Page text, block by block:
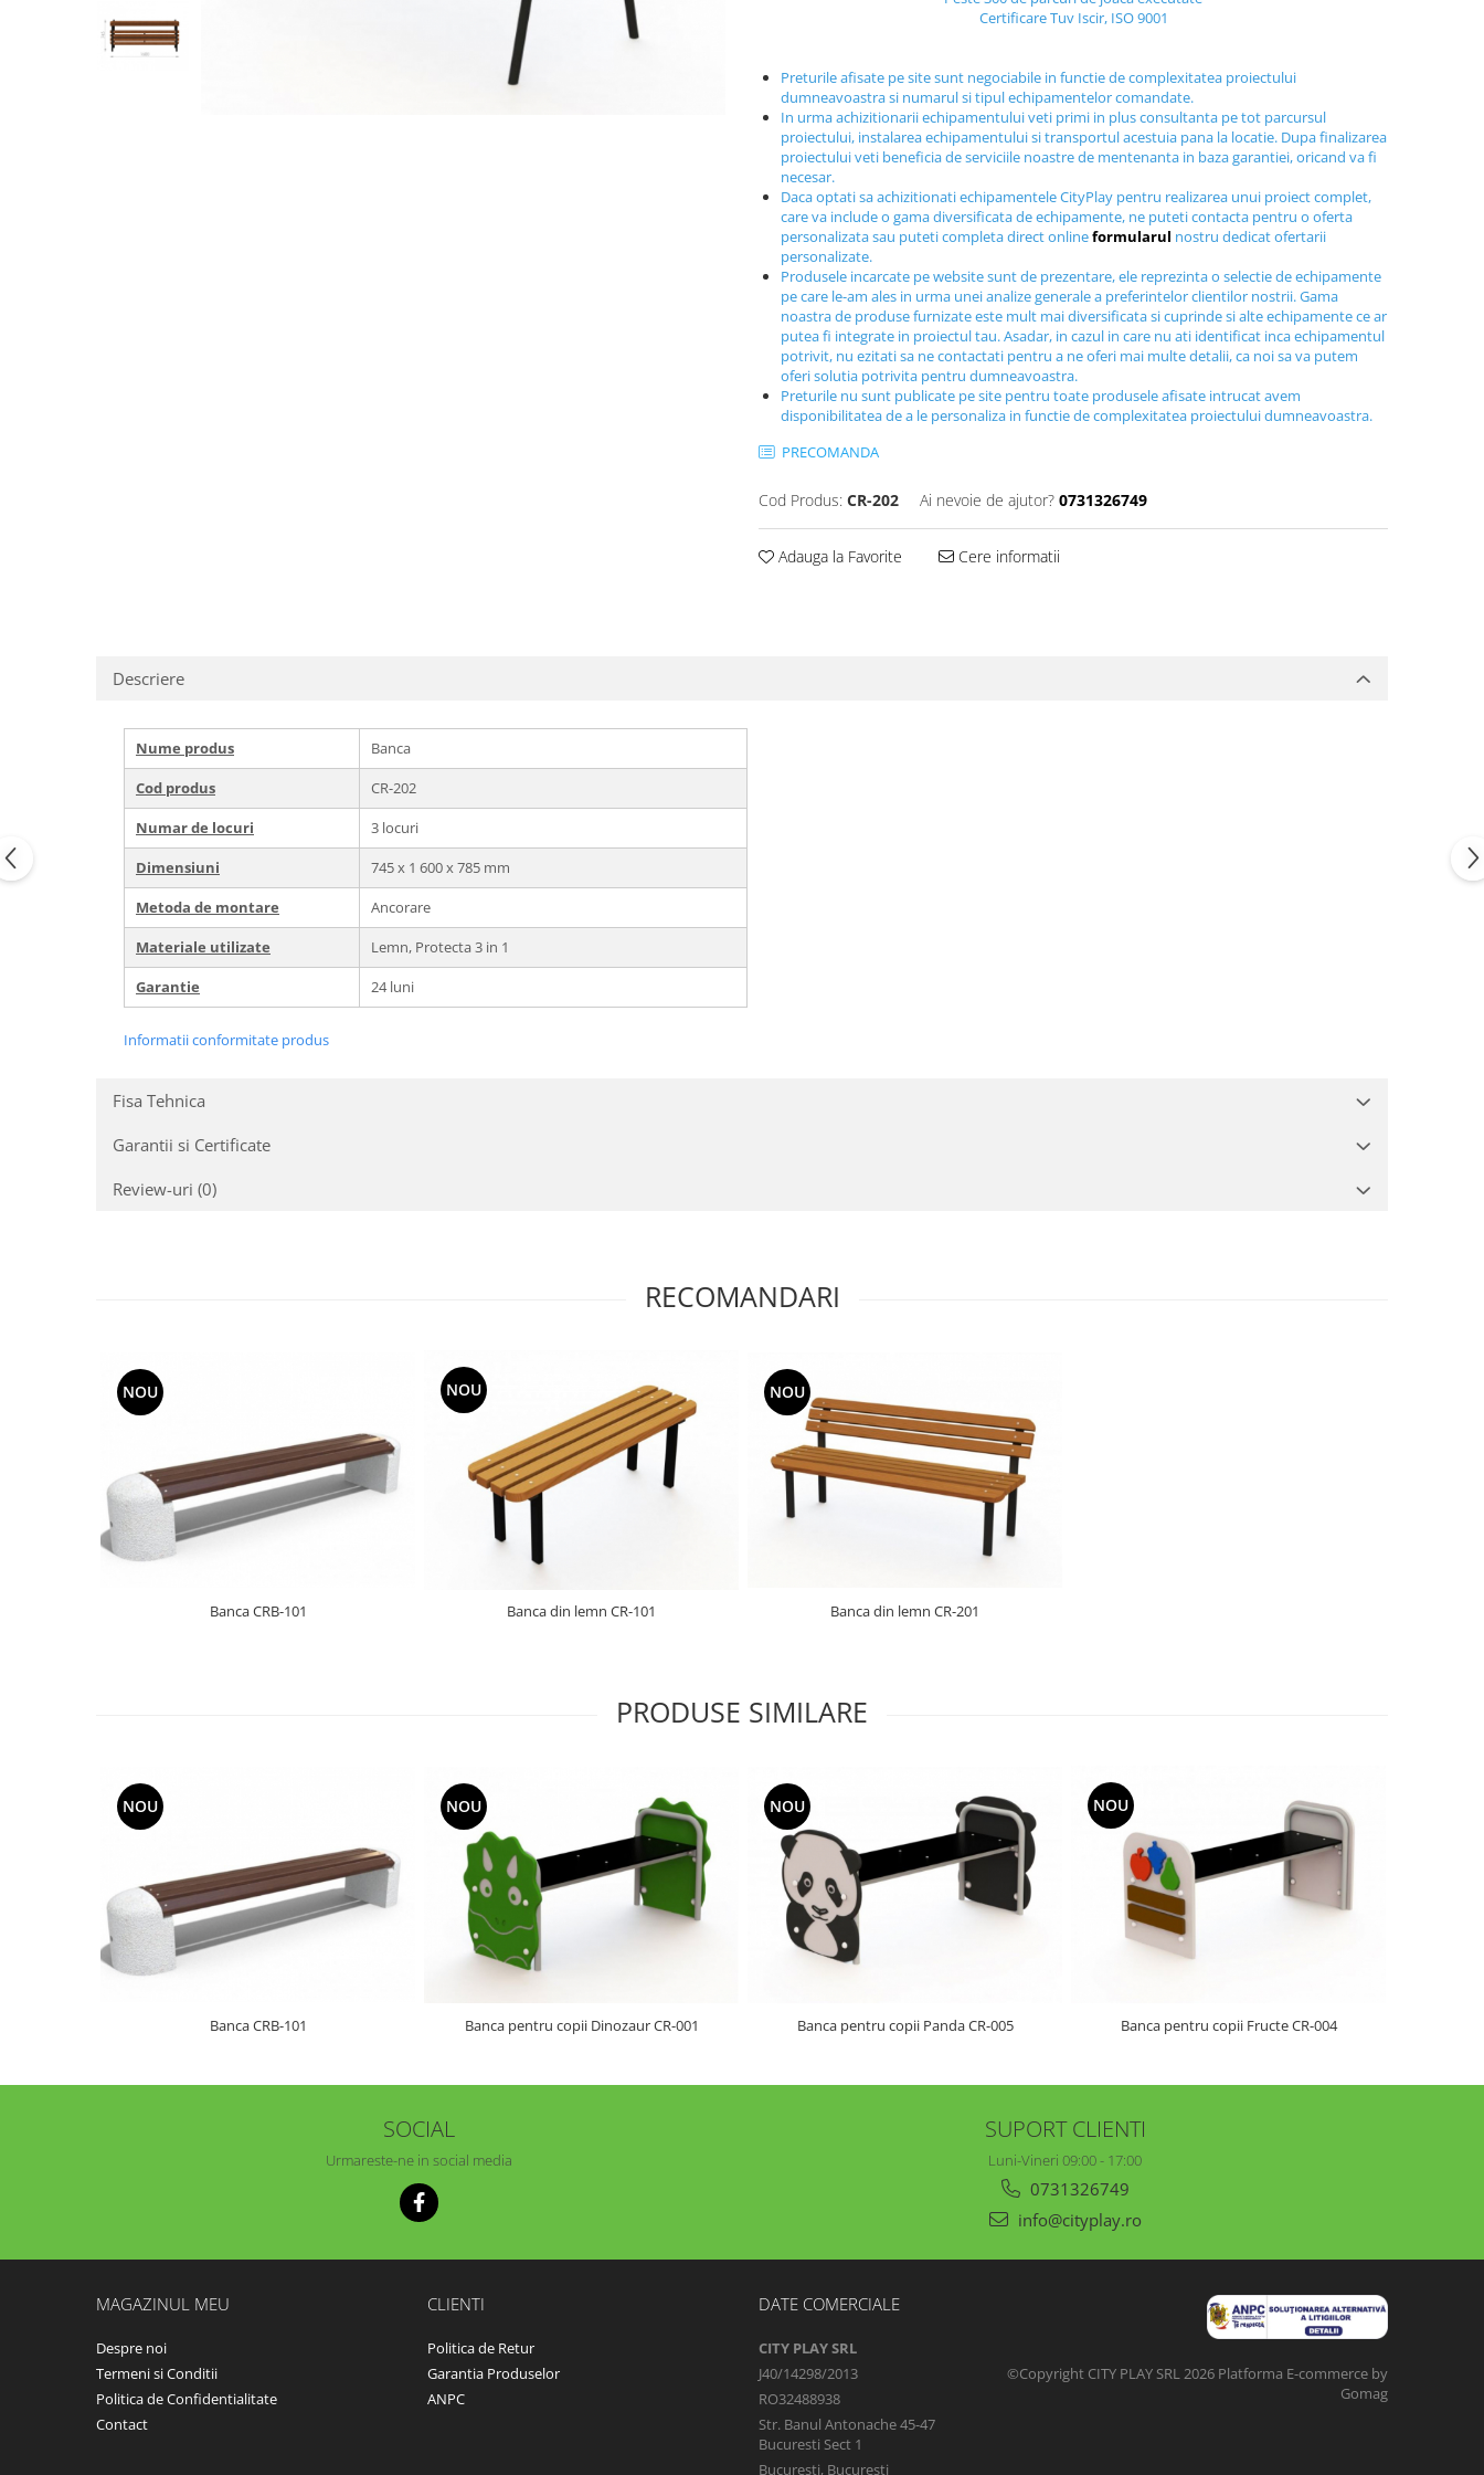
Jocuri cu nisip
Echipamente de catarat
Foisoare si pergole
Certificare Tuv Iscir, ISO 9001
Preturile afisate pe site sunt negociabile in functie de complexitatea proiectului
dumneavoastra si numarul si tipul echipamentelor comandate.
In urma achizitionarii echipamentului veti primi in plus consultanta pe tot parcursul
proiectului, instalarea echipamentului si transportul acestuia pana la locatie. Dupa finalizarea
proiectului veti beneficia de serviciile noastre de mentenanta in baza garantiei, oricand va fi
necesar.
Daca optati sa achizitionati echipamentele CityPlay pentru realizarea unui proiect complet,
care va include o gama diversificata de echipamente, ne puteti contacta pentru o oferta
personalizata sau puteti completa direct onlineformularul nostru dedicat ofertarii
personalizate.
Produsele incarcate pe website sunt de prezentare, ele reprezinta o selectie de echipamente
pe care le-am ales in urma unei analize generale a preferintelor clientilor nostrii. Gama
noastra de produse furnizate este mult mai diversificata si cuprinde si alte echipamente ce ar
putea fi integrate in proiectul tau. Asadar, in cazul in care nu ati identificat inca echipamentul
potrivit, nu ezitati sa ne contactati pentru a ne oferi mai multe detalii, ca noi sa va putem
oferi solutia potrivita pentru dumneavoastra.
Preturile nu sunt publicate pe site pentru toate produsele afisate intrucat avem
disponibilitatea de a le personaliza in functie de complexitatea proiectului dumneavoastra.
PRECOMANDA
Cod Produs: CR-202 Ai nevoie de ajutor? 0731326749
Adauga la Favorite Cere informatii
Descriere
Nume produs
Banca
Cod produs
CR-202
Numar de locuri
3 locuri
Dimensiuni
745 х 1 600 x 785 mm
Metoda de montare
Ancorare
Materiale utilizate
Lemn, Protecta 3 in 1
Garantie
24 luni
Informatii conformitate produs
Fisa Tehnica
Garantii si Certificate
Review-uri (0)
RECOMANDARI
NOU
Banca CRB-101
NOU
Banca din lemn CR-101
NOU
Banca din lemn CR-201
PRODUSE SIMILARE
NOU
Banca CRB-101
NOU
Banca pentru copii Dinozaur CR-001
NOU
Banca pentru copii Panda CR-005
NOU
Banca pentru copii Fructe CR-004
SOCIAL
Urmareste-ne in social media
SUPORT CLIENTI
Luni-Vineri 09:00 - 17:00
0731326749
info@cityplay.ro
MAGAZINUL MEU
Despre noi
Termeni si Conditii
Politica de Confidentialitate
Contact
CLIENTI
Politica de Retur
Garantia Produselor
ANPC
DATE COMERCIALE
CITY PLAY SRL
J40/14298/2013
RO32488938
Str. Banul Antonache 45-47
Bucuresti Sect 1
Bucuresti, Bucuresti
©Copyright CITY PLAY SRL 2026 Platforma E-commerce by
Gomag